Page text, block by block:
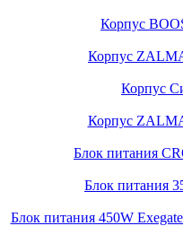
Корпус
Корпус
Корпус
Корпус
Блок питания
Блок питания
Блок питания 450W